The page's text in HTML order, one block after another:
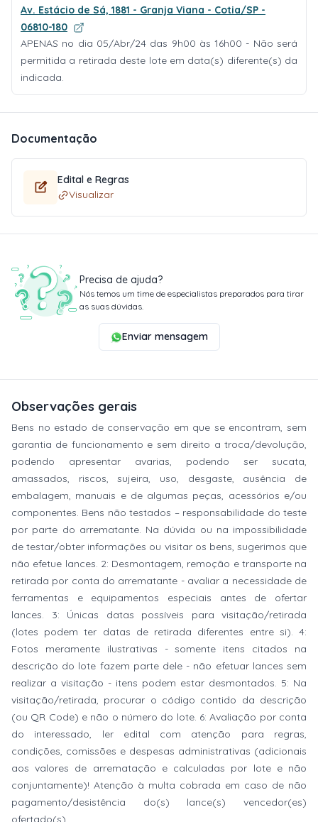
Av. Estácio de Sá, 1881 - Granja Viana - Cotia/SP -
06810-180
APENAS no dia 05/Abr/24 das 9h00 às 16h00 - Não será
permitida a retirada deste lote em data(s) diferente(s) da
indicada.
Documentação
Edital e Regras
Visualizar
Precisa de ajuda?
Nós temos um time de especialistas preparados para tirar
as suas dúvidas.
Enviar mensagem
Observações gerais
Bens no estado de conservação em que se encontram, sem
garantia de funcionamento e sem direito a troca/devolução,
podendo apresentar avarias, podendo ser sucata,
amassados, riscos, sujeira, uso, desgaste, ausência de
embalagem, manuais e de algumas peças, acessórios e/ou
componentes. Bens não testados – responsabilidade do teste
por parte do arrematante. Na dúvida ou na impossibilidade
de testar/obter informações ou visitar os bens, sugerimos que
não efetue lances. 2: Desmontagem, remoção e transporte na
retirada por conta do arrematante - avaliar a necessidade de
ferramentas e equipamentos especiais antes de ofertar
lances. 3: Únicas datas possíveis para visitação/retirada
(lotes podem ter datas de retirada diferentes entre si). 4:
Fotos meramente ilustrativas - somente itens citados na
descrição do lote fazem parte dele - não efetuar lances sem
realizar a visitação - itens podem estar desmontados. 5: Na
visitação/retirada, procurar o código contido da descrição
(ou QR Code) e não o número do lote. 6: Avaliação por conta
do interessado, ler edital com atenção para regras,
condições, comissões e despesas administrativas (adicionais
aos valores de arrematação e calculadas por lote e não
conjuntamente)! Atenção à multa cobrada em caso de não
pagamento/desistência do(s) lance(s) vencedor(es)
ofertado(s).